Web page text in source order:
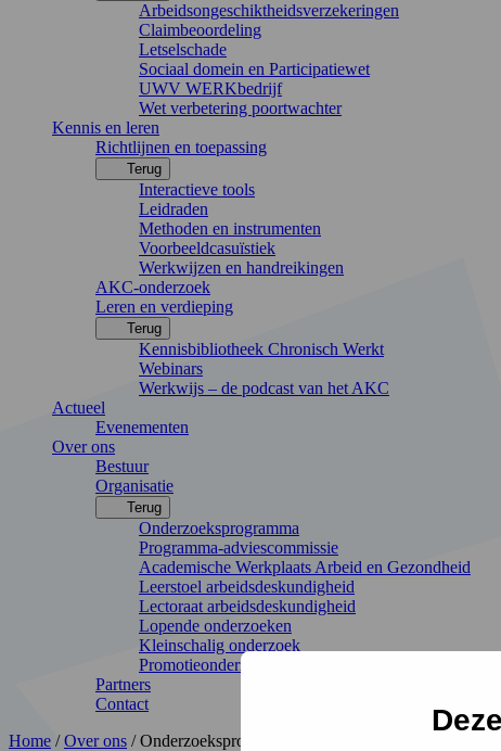
Arbeidsongeschiktheidsverzekeringen
Claimbeoordeling
Letselschade
Sociaal domein en Participatiewet
UWV WERKbedrijf
Wet verbetering poortwachter
Kennis en leren
Richtlijnen en toepassing
Terug
Interactieve tools
Leidraden
Methoden en instrumenten
Voorbeeldcasuïstiek
Werkwijzen en handreikingen
AKC-onderzoek
Leren en verdieping
Terug
Kennisbibliotheek Chronisch Werkt
Webinars
Werkwijs – de podcast van het AKC
Actueel
Evenementen
Over ons
Bestuur
Organisatie
Terug
Onderzoeksprogramma
Programma-adviescommissie
Academische Werkplaats Arbeid en Gezondheid
Leerstoel arbeidsdeskundigheid
Lectoraat arbeidsdeskundigheid
Lopende onderzoeken
Kleinschalig onderzoek
Promotieonderzoek
Partners
Contact
Home /Over ons /Onderzoeksprogramma